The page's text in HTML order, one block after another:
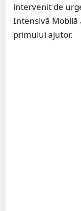
intervenit de
Intensivă Mobilă
primului ajutor.